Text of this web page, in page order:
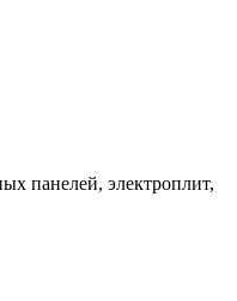
панелей, электроплит,